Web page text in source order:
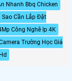
Nhanh Bbq Chicken
Sao Cần Lắp Đặt
Công Nghê Ip 4K
Trường Học Giá